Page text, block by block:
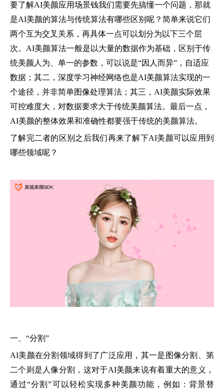
要了解AI美颜应用场景钱我们需要先搞懂一个问题，那就
是AI美颜的算法与传统算法有哪些区别呢？简单来说它们
两个互为交叉关系，再具体一点可以划分为以下三个层
次。AI美颜算法一般是以大量的数据作为基础，区别于传
统美颜人为、单一的参数，可以说是“因人而异”，自适应
数据；其二，深度学习神经网络也是AI美颜算法实现的一
个途径，并非简单图像处理算法；其三，AI美颜实际效果
可控难度大，对数据要求大于传统美颜算法。最后一点，
AI美颜的整体效果和准确性都要强于传统的美颜算法。
了解完二者的区别之后我们再来了解下AI美颜可以应用到
哪些领域呢？
一、“分割”
AI美颜在分割领域得到了广泛应用，其一是图像分割、第
二个则是人像分割，这对于AI美颜来说有着重大的意义，
通过“分割”可以轻松实现多种美颜功能，例如：背景替